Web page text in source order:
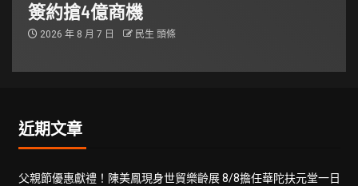
簽約搶4億商機
2026 年 8 月 7 日 民生 頭條
近期文章
父親節優惠獻禮！陳美鳳現身世貿樂齡展 8/8擔任華陀扶元堂一日